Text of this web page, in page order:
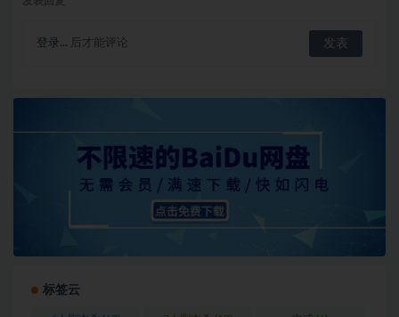
登录... 后才能评论
标签云